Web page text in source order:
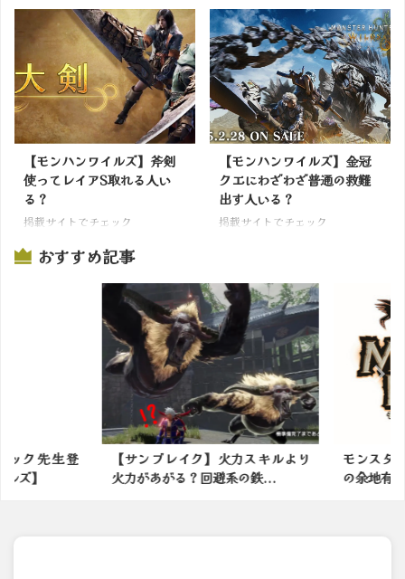
【モンハンワイルズ】斧剣
使ってレイアS取れる人い
る？
掲載サイトでチェック
【モンハンワイルズ】金冠
クエにわざわざ普通の救難
出す人いる？
掲載サイトでチェック
おすすめ記事
ク先生登
ズ】
【サンブレイク】火力スキルより
火力があがる？回避系の鉄...
モンスタ
の余地有る